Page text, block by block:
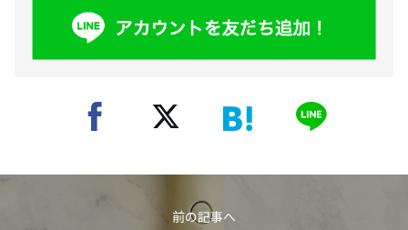
前の記事へ